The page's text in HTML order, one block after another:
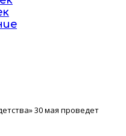
30 мая проведет